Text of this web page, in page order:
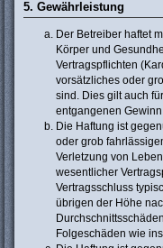
5. Gewährleistung
Der Betreiber haftet
Körper und
Vertragspflichten
vorsätzliches oder
sind. Dies gilt auch
entgangenen
Die Haftung ist
oder grob
Verletzung von
wesentlicher
Vertragsschluss
übrigen der Höhe
Folgeschäden wie